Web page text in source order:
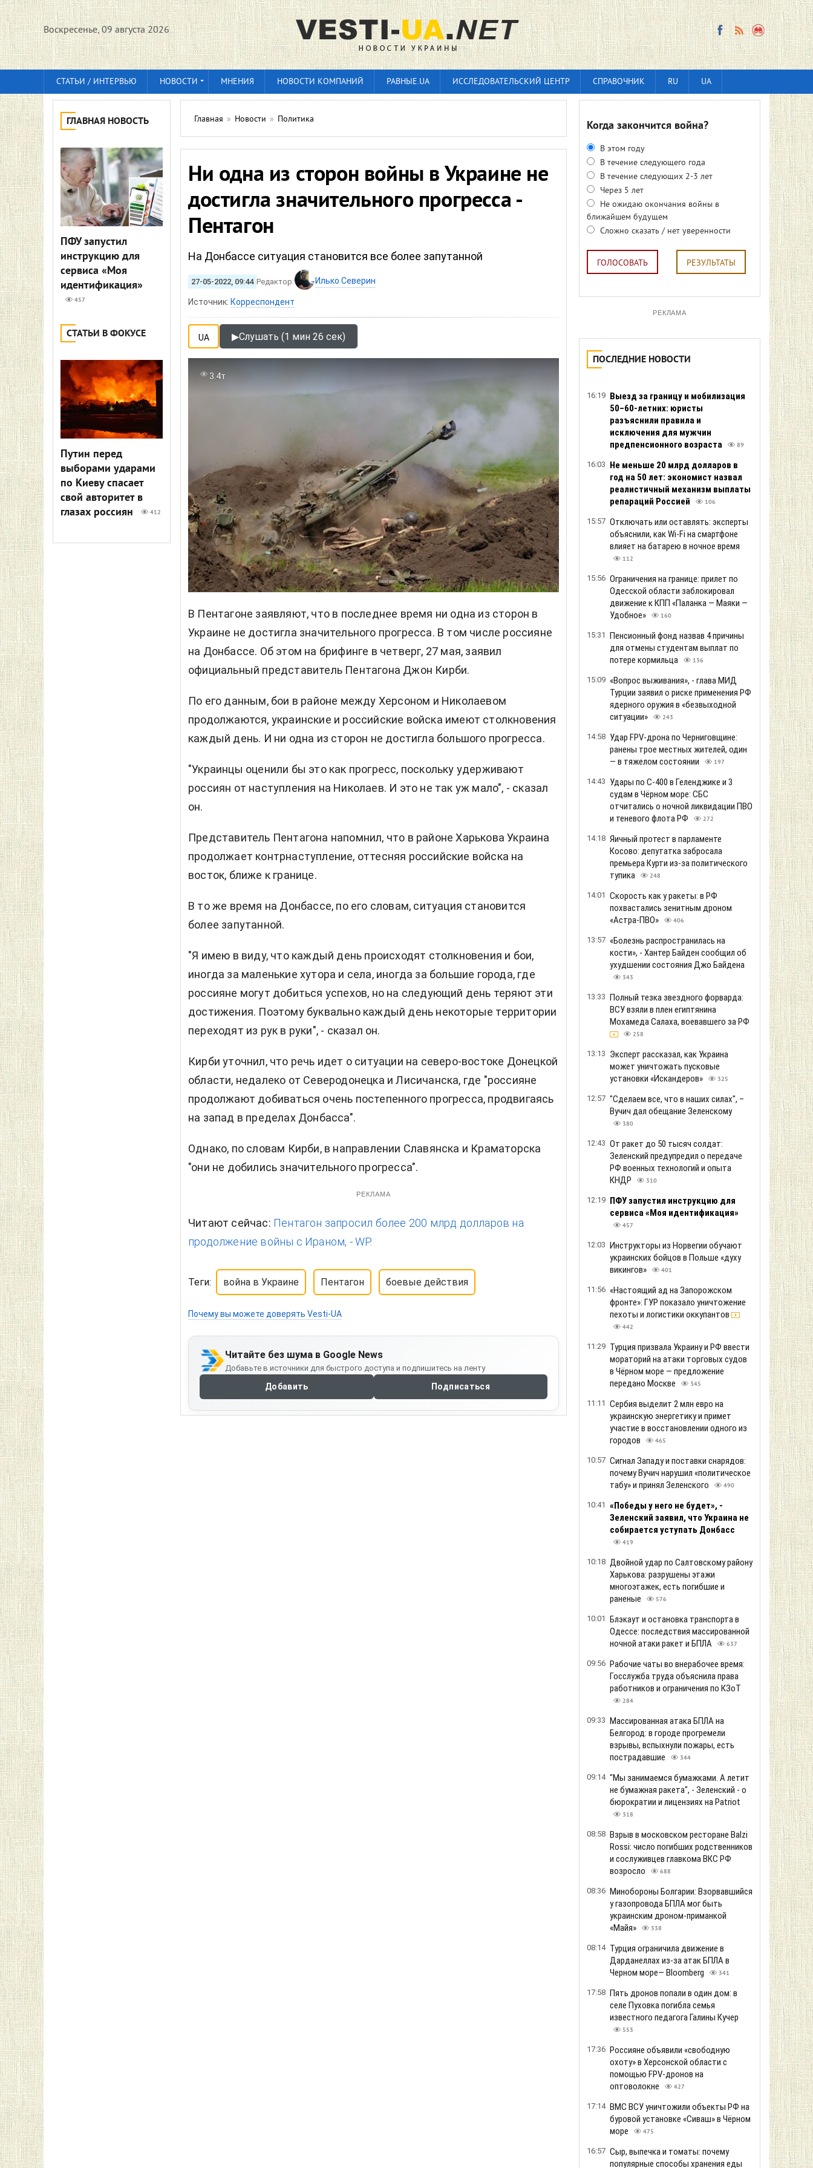
Воскресенье, 09 августа 2026
СТАТЬИ / ИНТЕРВЬЮ НОВОСТИ МНЕНИЯ НОВОСТИ КОМПАНИЙ РАВНЫЕ.UA ИССЛЕДОВАТЕЛЬСКИЙ ЦЕНТР СПРАВОЧНИК RU UA
ГЛАВНАЯ НОВОСТЬ
ПФУ запустил
инструкцию для
сервиса «Моя
идентификация»
457
СТАТЬИ В ФОКУСЕ
Путин перед
выборами ударами
по Киеву спасает
свой авторитет в
глазах россиян
412
Главная » Новости » Политика
Ни одна из сторон войны в Украине не
достигла значительного прогресса -
Пентагон
На Донбассе ситуация становится все более запутанной
27-05-2022, 09:44 Редактор: Илько Северин
Источник: Корреспондент
UA ▶Слушать (1 мин 26 сек)
3.4т
В Пентагоне заявляют, что в последнее время ни одна из сторон в
Украине не достигла значительного прогресса. В том числе россияне
на Донбассе. Об этом на брифинге в четверг, 27 мая, заявил
официальный представитель Пентагона Джон Кирби.
По его данным, бои в районе между Херсоном и Николаевом
продолжаются, украинские и российские войска имеют столкновения
каждый день. И ни одна из сторон не достигла большого прогресса.
"Украинцы оценили бы это как прогресс, поскольку удерживают
россиян от наступления на Николаев. И это не так уж мало", - сказал
он.
Представитель Пентагона напомнил, что в районе Харькова Украина
продолжает контрнаступление, оттесняя российские войска на
восток, ближе к границе.
В то же время на Донбассе, по его словам, ситуация становится
более запутанной.
"Я имею в виду, что каждый день происходят столкновения и бои,
иногда за маленькие хутора и села, иногда за большие города, где
россияне могут добиться успехов, но на следующий день теряют эти
достижения. Поэтому буквально каждый день некоторые территории
переходят из рук в руки", - сказал он.
Кирби уточнил, что речь идет о ситуации на северо-востоке Донецкой
области, недалеко от Северодонецка и Лисичанска, где "россияне
продолжают добиваться очень постепенного прогресса, продвигаясь
на запад в пределах Донбасса".
Однако, по словам Кирби, в направлении Славянска и Краматорска
"они не добились значительного прогресса".
РЕКЛАМА
Читают сейчас: Пентагон запросил более 200 млрд долларов на
продолжение войны с Ираном, - WP.
Теги: война в Украине Пентагон боевые действия
Почему вы можете доверять Vesti-UA
Читайте без шума в Google News
Добавьте в источники для быстрого доступа и подпишитесь на ленту
Добавить Подписаться
Когда закончится война?
В этом году
В течение следующего года
В течение следующих 2-3 лет
Через 5 лет
Не ожидаю окончания войны в
ближайшем будущем
Сложно сказать / нет уверенности
ГОЛОСОВАТЬ РЕЗУЛЬТАТЫ
РЕКЛАМА
ПОСЛЕДНИЕ НОВОСТИ
16:19 Выезд за границу и мобилизация
50–60-летних: юристы
разъяснили правила и
исключения для мужчин
предпенсионного возраста
89
16:03 Не меньше 20 млрд долларов в
год на 50 лет: экономист назвал
реалистичный механизм выплаты
репараций Россией
106
15:57 Отключать или оставлять: эксперты
объяснили, как Wi-Fi на смартфоне
влияет на батарею в ночное время
112
15:56 Ограничения на границе: прилет по
Одесской области заблокировал
движение к КПП «Паланка — Маяки —
Удобное»
160
15:31 Пенсионный фонд назвав 4 причины
для отмены студентам выплат по
потере кормильца
136
15:09 «Вопрос выживания», - глава МИД
Турции заявил о риске применения РФ
ядерного оружия в «безвыходной
ситуации»
243
14:58 Удар FPV-дрона по Черниговщине:
ранены трое местных жителей, один
— в тяжелом состоянии
197
14:43 Удары по С-400 в Геленджике и 3
судам в Чёрном море: СБС
отчитались о ночной ликвидации ПВО
и теневого флота РФ
272
14:18 Яичный протест в парламенте
Косово: депутатка забросала
премьера Курти из-за политического
тупика
248
14:01 Скорость как у ракеты: в РФ
похвастались зенитным дроном
«Астра-ПВО»
406
13:57 «Болезнь распространилась на
кости», - Хантер Байден сообщил об
ухудшении состояния Джо Байдена
343
13:33 Полный тезка звездного форварда:
ВСУ взяли в плен египтянина
Мохамеда Салаха, воевавшего за РФ
258
13:13 Эксперт рассказал, как Украина
может уничтожать пусковые
установки «Искандеров»
325
12:57 "Сделаем все, что в наших силах", –
Вучич дал обещание Зеленскому
380
12:43 От ракет до 50 тысяч солдат:
Зеленский предупредил о передаче
РФ военных технологий и опыта
КНДР
310
12:19 ПФУ запустил инструкцию для
сервиса «Моя идентификация»
457
12:03 Инструкторы из Норвегии обучают
украинских бойцов в Польше «духу
викингов»
401
11:56 «Настоящий ад на Запорожском
фронте»: ГУР показало уничтожение
пехоты и логистики оккупантов
442
11:29 Турция призвала Украину и РФ ввести
мораторий на атаки торговых судов
в Чёрном море — предложение
передано Москве
345
11:11 Сербия выделит 2 млн евро на
украинскую энергетику и примет
участие в восстановлении одного из
городов
465
10:57 Сигнал Западу и поставки снарядов:
почему Вучич нарушил «политическое
табу» и принял Зеленского
490
10:41 «Победы у него не будет», -
Зеленский заявил, что Украина не
собирается уступать Донбасс
419
10:18 Двойной удар по Салтовскому району
Харькова: разрушены этажи
многоэтажек, есть погибшие и
раненые
576
10:01 Блэкаут и остановка транспорта в
Одессе: последствия массированной
ночной атаки ракет и БПЛА
637
09:56 Рабочие чаты во внерабочее время:
Госслужба труда объяснила права
работников и ограничения по КЗоТ
284
09:33 Массированная атака БПЛА на
Белгород: в городе прогремели
взрывы, вспыхнули пожары, есть
пострадавшие
344
09:14 "Мы занимаемся бумажками. А летит
не бумажная ракета", - Зеленский - о
бюрократии и лицензиях на Patriot
318
08:58 Взрыв в московском ресторане Balzi
Rossi: число погибших родственников
и сослуживцев главкома ВКС РФ
возросло
688
08:36 Минобороны Болгарии: Взорвавшийся
у газопровода БПЛА мог быть
украинским дроном-приманкой
«Майя»
338
08:14 Турция ограничила движение в
Дарданеллах из-за атак БПЛА в
Черном море— Bloomberg
341
17:58 Пять дронов попали в один дом: в
селе Пуховка погибла семья
известного педагога Галины Кучер
553
17:36 Россияне объявили «свободную
охоту» в Херсонской области с
помощью FPV-дронов на
оптоволокне
427
17:14 ВМС ВСУ уничтожили объекты РФ на
буровой установке «Сиваш» в Чёрном
море
475
16:57 Сыр, выпечка и томаты: почему
популярные способы хранения еды